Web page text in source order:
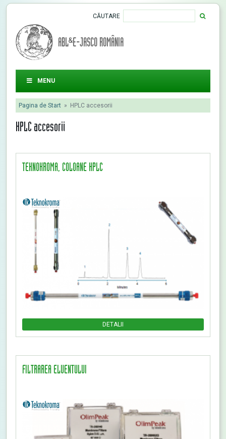
CĂUTARE
ABL&E-JASCO ROMÂNIA
MENU
Pagina de Start » HPLC accesorii
HPLC accesorii
TEKNOKROMA, COLOANE HPLC
DETALII
FILTRAREA ELUENTULUI